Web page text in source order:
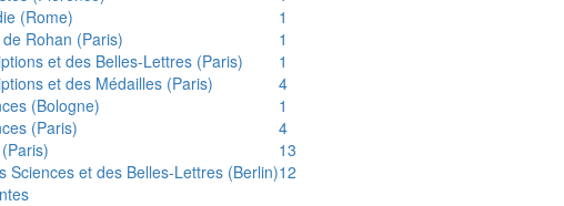
(Rome)
1
Rohan (Paris)
1
et des Belles-Lettres (Paris)
1
et des Médailles (Paris)
4
(Bologne)
1
(Paris)
4
13
Sciences et des Belles-Lettres (Berlin)12